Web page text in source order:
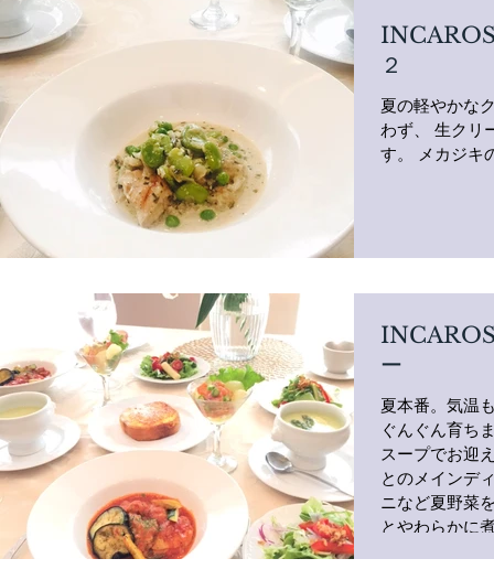
２
夏の軽やかな
わず、 生クリ
す。 メカジキ
ー
夏本番。気温
ぐんぐん育ち
スープでお迎
とのメインデ
ニなど夏野菜
とやわらかに